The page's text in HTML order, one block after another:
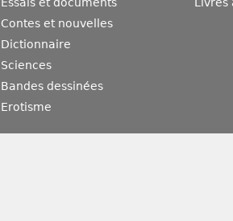
Essais et documents
Contes et nouvelles
Dictionnaire
Sciences
Bandes dessinées
Erotisme
Livres